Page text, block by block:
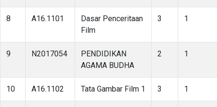
8 A16.1101
Dasar Penceritaan
Film
3 1
9 N2017054
PENDIDIKAN
AGAMA BUDHA
2 1
10 A16.1102 Tata Gambar Film 1 3 1